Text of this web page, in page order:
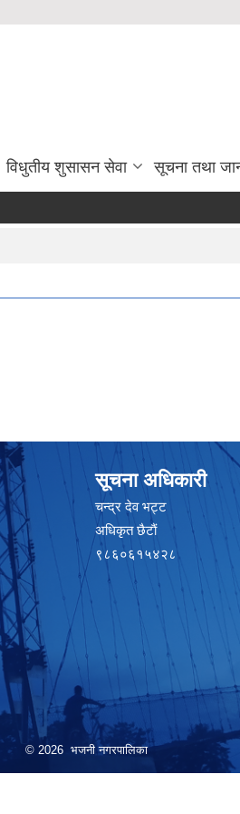
विधुतीय शुसासन सेवा सूचना तथा
सूचना अधिकारी
चन्द्र देव भट्ट
अधिकृत छैटाैं
९८६०६१५४२८
© 2026 भजनी नगरपालिका